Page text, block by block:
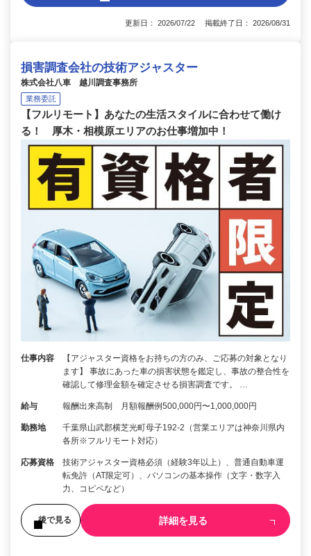
更新日： 2026/07/22 掲載終了日： 2026/08/31
損害調査会社の技術アジャスター
株式会社八車 越川調査事務所
業務委託
【フルリモート】あなたの生活スタイルに合わせて働け
る！ 厚木・相模原エリアのお仕事増加中！
仕事内容
【アジャスター資格をお持ちの方のみ、ご応募の対象となり
ます】 事故にあった車の損害状態を鑑定し、事故の整合性を
確認して修理金額を確定させる損害調査です。 …
給与 報酬出来高制 月額報酬例500,000円〜1,000,000円
勤務地
千葉県山武郡横芝光町母子192-2（営業エリアは神奈川県内
各所※フルリモート対応）
応募資格
技術アジャスター資格必須（経験3年以上）、普通自動車運
転免許（AT限定可）、パソコンの基本操作（文字・数字入
力、コピペなど）
後で見る 詳細を見る